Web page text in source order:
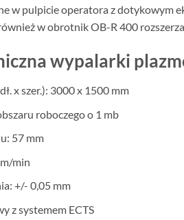
w pulpicie operatora z dotykowym
w obrotnik OB-R 400
wypalarki
x szer.): 3000 x 1500 mm
roboczego o 1 mb
57 mm
min
+/- 0,05 mm
z systemem ECTS